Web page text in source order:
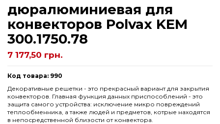
дюралюминиевая для
конвекторов Рolvax KEM
300.1750.78
7 177,50 грн.
Код товара: 990
Декоративные решетки - это прекрасный вариант для закрытия
конвекторов. Главная функция данных приспособлений - это
защита самого устройства: исключение микро повреждений
теплообменника, а также людей и предметов, котрые находятся
в непосредственной близости от конвектора.